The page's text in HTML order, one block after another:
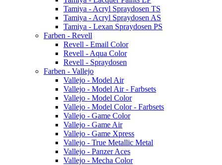
Tamiya - Acryl Spraydosen TS
Tamiya - Acryl Spraydosen AS
Tamiya - Lexan Spraydosen PS
Farben - Revell
Revell - Email Color
Revell - Aqua Color
Revell - Spraydosen
Farben - Vallejo
Vallejo - Model Air
Vallejo - Model Air - Farbsets
Vallejo - Model Color
Vallejo - Model Color - Farbsets
Vallejo - Game Color
Vallejo - Game Air
Vallejo - Game Xpress
Vallejo - True Metallic Metal
Vallejo - Panzer Aces
Vallejo - Mecha Color